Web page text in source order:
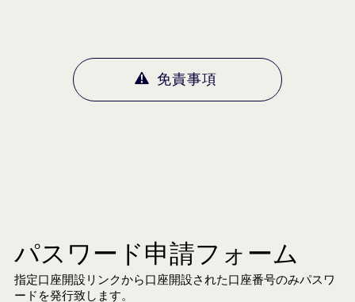
免責事項